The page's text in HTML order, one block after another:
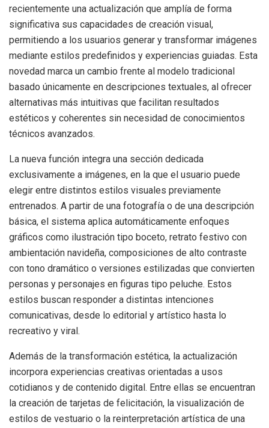
recientemente una actualización que amplía de forma
significativa sus capacidades de creación visual,
permitiendo a los usuarios generar y transformar imágenes
mediante estilos predefinidos y experiencias guiadas. Esta
novedad marca un cambio frente al modelo tradicional
basado únicamente en descripciones textuales, al ofrecer
alternativas más intuitivas que facilitan resultados
estéticos y coherentes sin necesidad de conocimientos
técnicos avanzados.
La nueva función integra una sección dedicada
exclusivamente a imágenes, en la que el usuario puede
elegir entre distintos estilos visuales previamente
entrenados. A partir de una fotografía o de una descripción
básica, el sistema aplica automáticamente enfoques
gráficos como ilustración tipo boceto, retrato festivo con
ambientación navideña, composiciones de alto contraste
con tono dramático o versiones estilizadas que convierten
personas y personajes en figuras tipo peluche. Estos
estilos buscan responder a distintas intenciones
comunicativas, desde lo editorial y artístico hasta lo
recreativo y viral.
Además de la transformación estética, la actualización
incorpora experiencias creativas orientadas a usos
cotidianos y de contenido digital. Entre ellas se encuentran
la creación de tarjetas de felicitación, la visualización de
estilos de vestuario o la reinterpretación artística de una